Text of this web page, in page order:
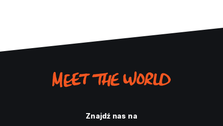
Znajdź nas na